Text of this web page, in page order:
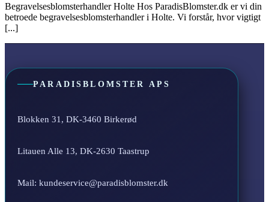
Begravelsesblomsterhandler Holte Hos ParadisBlomster.dk er vi din
betroede begravelsesblomsterhandler i Holte. Vi forstår, hvor vigtigt
[...]
PARADISBLOMSTER APS
Blokken 31, DK-3460 Birkerød
Litauen Alle 13, DK-2630 Taastrup
Mail: kundeservice@paradisblomster.dk